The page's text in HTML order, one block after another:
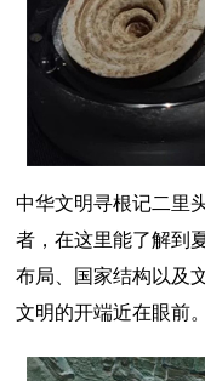
中华文明寻根记二里
者，在这里能了解到
布局、国家结构以及
文明的开端近在眼前。